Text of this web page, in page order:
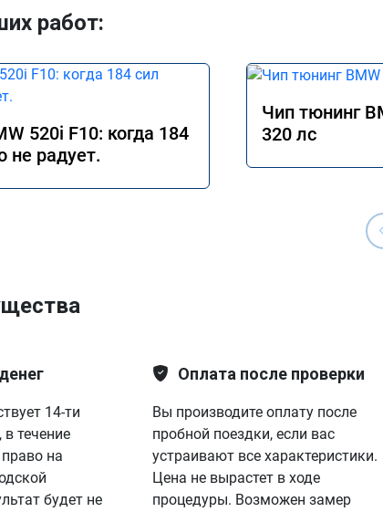
работ:
520i F10: когда 184
не радует.
Чип тюнинг
320 лс
14-ти
течение
на
будет не
Оплата после проверки
Вы производите оплату после
пробной поездки, если вас
устраивают все характеристики.
Цена не вырастет в ходе
процедуры. Возможен замер